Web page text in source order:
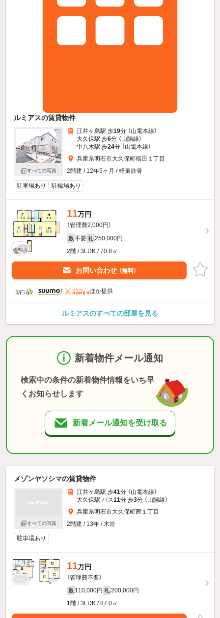
ルミアスの賃貸物件
すべての写真
江井ヶ島駅 歩19分 （山電本線）
大久保駅 歩6分 （山陽線）
中八木駅 歩24分 （山電本線）
兵庫県明石市大久保町福田１丁目
2階建 / 12年5ヶ月 / 軽量鉄骨
駐車場あり 駐輪場あり
11万円
（管理費2,000円）
敷 不要 礼 250,000円
2階 / 3LDK / 70.8㎡
お問い合わせ （無料）
ほか提供
ルミアスのすべての部屋を見る
新着物件メール通知
検索中の条件の新着物件情報をいち早
くお知らせします
新着メール通知を受け取る
メゾンヤソシマの賃貸物件
すべての写真
江井ヶ島駅 歩41分 （山電本線）
大久保駅 バス11分 歩3分 （山陽線）
兵庫県明石市大久保町茜１丁目
2階建 / 13年 / 木造
駐車場あり
11万円
（管理費不要）
敷 110,000円 礼 200,000円
1階 / 3LDK / 87.0㎡